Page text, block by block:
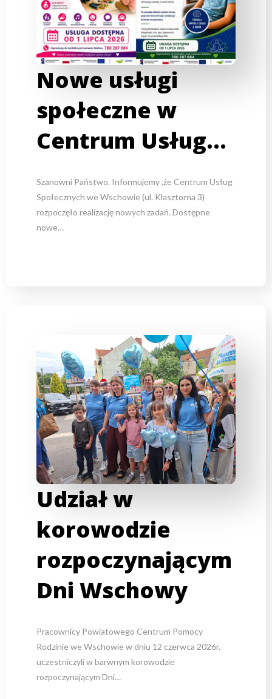
Nowe usługi
społeczne w
Centrum Usług…
Szanowni Państwo. Informujemy ,że Centrum Usług
Społecznych we Wschowie (ul. Klasztorna 3)
rozpoczęło realizację nowych zadań. Dostępne
nowe…
Udział w
korowodzie
rozpoczynającym
Dni Wschowy
Pracownicy Powiatowego Centrum Pomocy
Rodzinie we Wschowie w dniu 12 czerwca 2026r.
uczestniczyli w barwnym korowodzie
rozpoczynającym Dni…